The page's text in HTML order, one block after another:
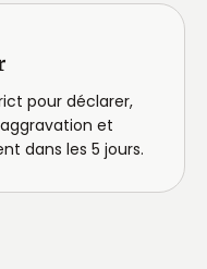
pour déclarer,
et
dans les 5 jours.